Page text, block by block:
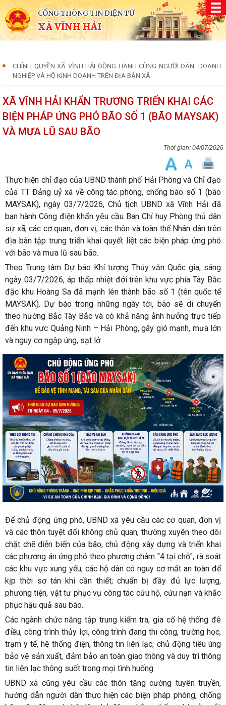
CỔNG THÔNG TIN ĐIỆN TỬ
XÃ VĨNH HẢI
CHÍNH QUYỀN XÃ VĨNH HẢI ĐỒNG HÀNH CÙNG NGƯỜI DÂN, DOANH
NGHIỆP VÀ HỘ KINH DOANH TRÊN ĐỊA BÀN XÃ
XÃ VĨNH HẢI KHẨN TRƯƠNG TRIỂN KHAI CÁC
BIỆN PHÁP ỨNG PHÓ BÃO SỐ 1 (BÃO MAYSAK)
VÀ MƯA LŨ SAU BÃO
04/07/2026
Thực hiện chỉ đạo của UBND thành phố Hải Phòng và Chỉ đạo
của TT Đảng uỷ xã về công tác phòng, chống bão số 1 (bão
MAYSAK), ngày 03/7/2026, Chủ tịch UBND xã Vĩnh Hải đã
ban hành Công điện khẩn yêu cầu Ban Chỉ huy Phòng thủ dân
sự xã, các cơ quan, đơn vị, các thôn và toàn thể Nhân dân trên
địa bàn tập trung triển khai quyết liệt các biện pháp ứng phó
với bão và mưa lũ sau bão.
Theo Trung tâm Dự báo Khí tượng Thủy văn Quốc gia, sáng
ngày 03/7/2026, áp thấp nhiệt đới trên khu vực phía Tây Bắc
đặc khu Hoàng Sa đã mạnh lên thành bão số 1 (tên quốc tế
MAYSAK). Dự báo trong những ngày tới, bão sẽ di chuyển
theo hướng Bắc Tây Bắc và có khả năng ảnh hưởng trực tiếp
đến khu vực Quảng Ninh – Hải Phòng, gây gió mạnh, mưa lớn
và nguy cơ ngập úng, sạt lở.
Để chủ động ứng phó, UBND xã yêu cầu các cơ quan, đơn vị
và các thôn tuyệt đối không chủ quan, thường xuyên theo dõi
chặt chẽ diễn biến của bão, chủ động xây dựng và triển khai
các phương án ứng phó theo phương châm "4 tại chỗ"; rà soát
các khu vực xung yếu, các hộ dân có nguy cơ mất an toàn để
kịp thời sơ tán khi cần thiết; chuẩn bị đầy đủ lực lượng,
phương tiện, vật tư phục vụ công tác cứu hộ, cứu nạn và khắc
phục hậu quả sau bão.
Các ngành chức năng tập trung kiểm tra, gia cố hệ thống đê
điều, công trình thủy lợi, công trình đang thi công, trường học,
trạm y tế, hệ thống điện, thông tin liên lạc; chủ động tiêu úng
bảo vệ sản xuất, đảm bảo an toàn giao thông và duy trì thông
tin liên lạc thông suốt trong mọi tình huống.
UBND xã cũng yêu cầu các thôn tăng cường tuyên truyền,
hướng dẫn người dân thực hiện các biện pháp phòng, chống